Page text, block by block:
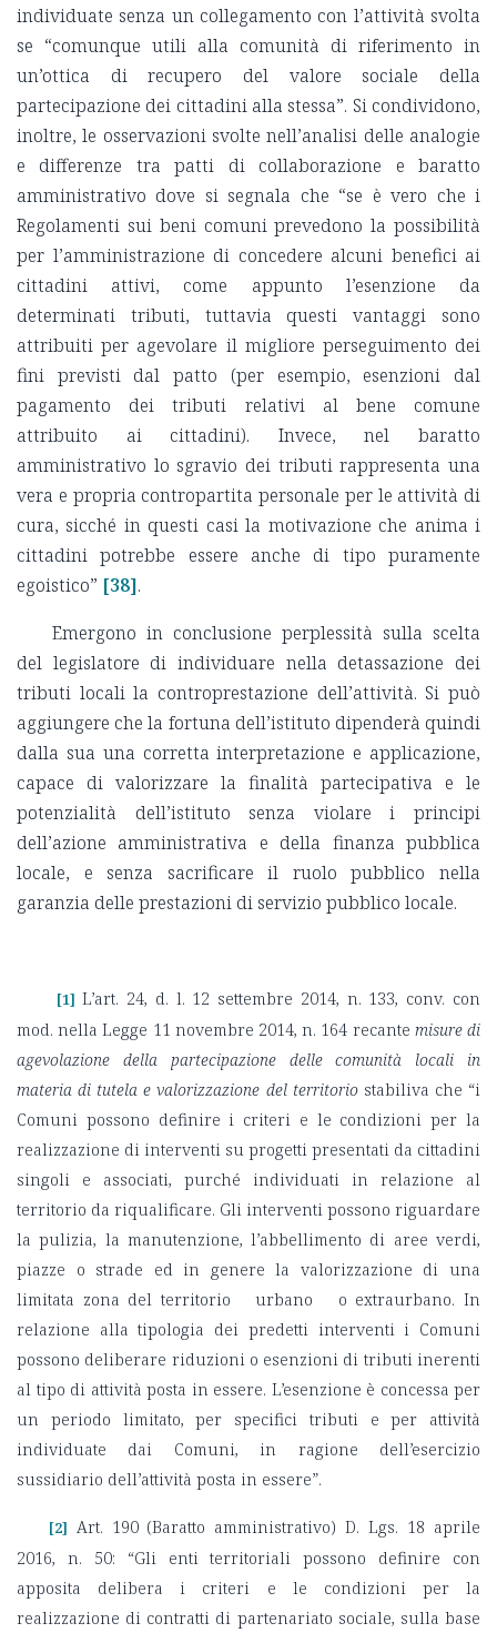
individuate senza un collegamento con l’attività svolta
se “comunque utili alla comunità di riferimento in
un’ottica di recupero del valore sociale della
partecipazione dei cittadini alla stessa”. Si condividono,
inoltre, le osservazioni svolte nell’analisi delle analogie
e differenze tra patti di collaborazione e baratto
amministrativo dove si segnala che “se è vero che i
Regolamenti sui beni comuni prevedono la possibilità
per l’amministrazione di concedere alcuni benefici ai
cittadini attivi, come appunto l’esenzione da
determinati tributi, tuttavia questi vantaggi sono
attribuiti per agevolare il migliore perseguimento dei
fini previsti dal patto (per esempio, esenzioni dal
pagamento dei tributi relativi al bene comune
attribuito ai cittadini). Invece, nel baratto
amministrativo lo sgravio dei tributi rappresenta una
vera e propria contropartita personale per le attività di
cura, sicché in questi casi la motivazione che anima i
cittadini potrebbe essere anche di tipo puramente
egoistico” [38].
Emergono in conclusione perplessità sulla scelta
del legislatore di individuare nella detassazione dei
tributi locali la controprestazione dell’attività. Si può
aggiungere che la fortuna dell’istituto dipenderà quindi
dalla sua una corretta interpretazione e applicazione,
capace di valorizzare la finalità partecipativa e le
potenzialità dell’istituto senza violare i principi
dell’azione amministrativa e della finanza pubblica
locale, e senza sacrificare il ruolo pubblico nella
garanzia delle prestazioni di servizio pubblico locale.
[1] L’art. 24, d. l. 12 settembre 2014, n. 133, conv. con
mod. nella Legge 11 novembre 2014, n. 164 recante misure di
agevolazione della partecipazione delle comunità locali in
materia di tutela e valorizzazione del territoriostabiliva che “i
Comuni possono definire i criteri e le condizioni per la
realizzazione di interventi su progetti presentati da cittadini
singoli e associati, purché individuati in relazione al
territorio da riqualificare. Gli interventi possono riguardare
la pulizia, la manutenzione, l’abbellimento di aree verdi,
piazze o strade ed in genere la valorizzazione di una
limitata zona del territorio urbano o extraurbano. In
relazione alla tipologia dei predetti interventi i Comuni
possono deliberare riduzioni o esenzioni di tributi inerenti
al tipo di attività posta in essere. L’esenzione è concessa per
un periodo limitato, per specifici tributi e per attività
individuate dai Comuni, in ragione dell’esercizio
sussidiario dell’attività posta in essere”.
[2] Art. 190 (Baratto amministrativo) D. Lgs. 18 aprile
2016, n. 50: “Gli enti territoriali possono definire con
apposita delibera i criteri e le condizioni per la
realizzazione di contratti di partenariato sociale, sulla base